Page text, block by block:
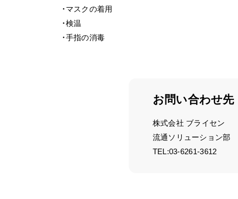
・マスクの着用
・検温
・手指の消毒
お問い合わせ先
株式会社 ブライセン
流通ソリューション部
TEL:03-6261-3612